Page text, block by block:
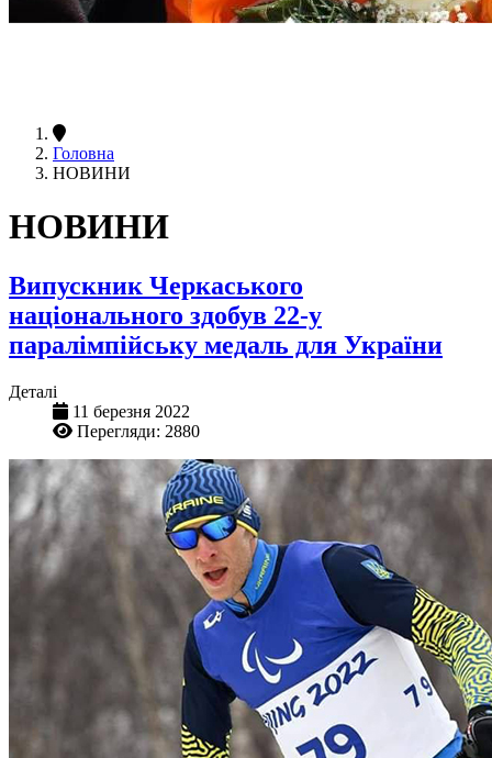
Головна
НОВИНИ
НОВИНИ
Випускник Черкаського
національного здобув 22-у
паралімпійську медаль для України
Деталі
11 березня 2022
Перегляди: 2880